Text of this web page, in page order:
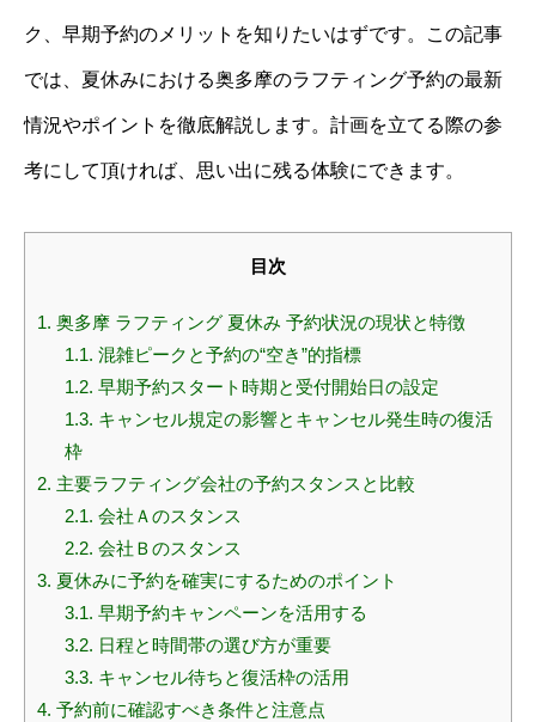
ク、早期予約のメリットを知りたいはずです。この記事
では、夏休みにおける奥多摩のラフティング予約の最新
情況やポイントを徹底解説します。計画を立てる際の参
考にして頂ければ、思い出に残る体験にできます。
目次
1. 奥多摩 ラフティング 夏休み 予約状況の現状と特徴
1.1. 混雑ピークと予約の“空き”的指標
1.2. 早期予約スタート時期と受付開始日の設定
1.3. キャンセル規定の影響とキャンセル発生時の復活
枠
2. 主要ラフティング会社の予約スタンスと比較
2.1. 会社Ａのスタンス
2.2. 会社Ｂのスタンス
3. 夏休みに予約を確実にするためのポイント
3.1. 早期予約キャンペーンを活用する
3.2. 日程と時間帯の選び方が重要
3.3. キャンセル待ちと復活枠の活用
4. 予約前に確認すべき条件と注意点